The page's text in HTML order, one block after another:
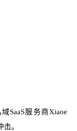
SaaS服务商Xiaoe
。